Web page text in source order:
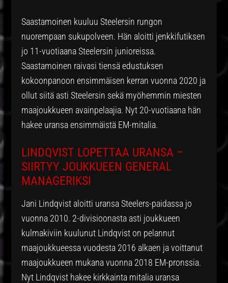
Saastamoinen kuuluu Steelersin rungon
nuorempaan sukupolveen. Hän aloitti jenkkifutiksen
jo 11-vuotiaana Steelersin junioreissa.
Saastamoinen raivasi tiensä edustuksen
kokoonpanoon ensimmäisen kerran vuonna 2020 ja
ollut siitä asti Steelersin sekä myöhemmin miesten
maajoukkueen avainpelaajia. Nyt 20-vuotiaana hän
hakee uransa ensimmäistä EM-mitalia.
LINDQVIST LOPETTAA URANSA –
SIIRTYY JOUKKUEEN GENERAL
MANAGERIKSI
Jani Lindqvist aloitti uransa Steelers-paidassa jo
vuonna 2010. 2-divisioonasta asti joukkueen
kulmakiviin kuulunut Lindqvist on pelannut
maajoukkueessa vuodesta 2016 alkaen ja voittanut
maajoukkueen mukana vuonna 2018 EM-pronssia.
Nyt Lindqvist hakee kirkkainta mitalia uransa